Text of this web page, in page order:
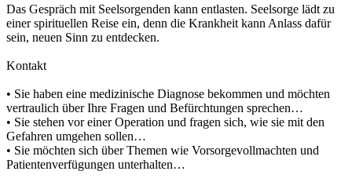
Das Gespräch mit Seelsorgenden kann entlasten. Seelsorge lädt zu
einer spirituellen Reise ein, denn die Krankheit kann Anlass dafür
sein, neuen Sinn zu entdecken.
Kontakt
• Sie haben eine medizinische Diagnose bekommen und möchten
vertraulich über Ihre Fragen und Befürchtungen sprechen…
• Sie stehen vor einer Operation und fragen sich, wie sie mit den
Gefahren umgehen sollen…
• Sie möchten sich über Themen wie Vorsorgevollmachten und
Patientenverfügungen unterhalten…